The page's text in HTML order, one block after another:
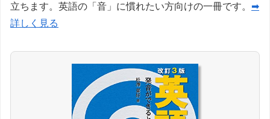
立ちます。英語の「音」に慣れたい方向けの一冊です。 ➡
詳しく見る